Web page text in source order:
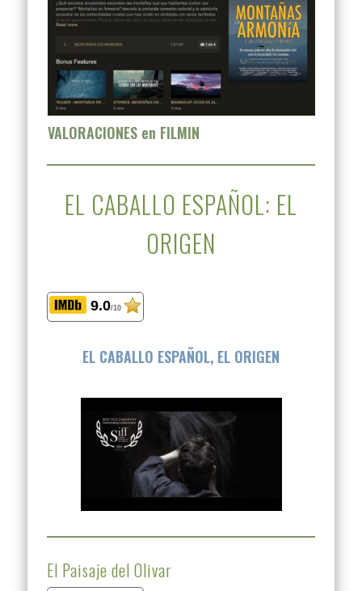
VALORACIONES en FILMIN
EL CABALLO ESPAÑOL: EL
ORIGEN
9.0/10
EL CABALLO ESPAÑOL, EL ORIGEN
El Paisaje del Olivar